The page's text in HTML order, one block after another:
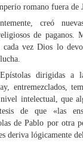
romano fuera de
creó
de paganos.
cada vez Dios lo
dirigidas a
entremezclados,
intelectual, que
de que «las
de Pablo por otra
deriva lógicamente